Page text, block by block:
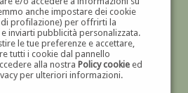
anche impostare dei cookie
profilazione) per offrirti la
inviarti pubblicità personalizzata.
le tue preferenze e accettare,
tutti i cookie dal pannello
alla nostra Policy cookieed
per ulteriori informazioni.